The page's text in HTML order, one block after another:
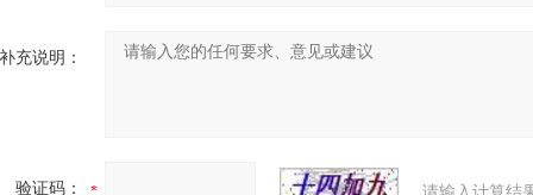
补充说明：
验证码：